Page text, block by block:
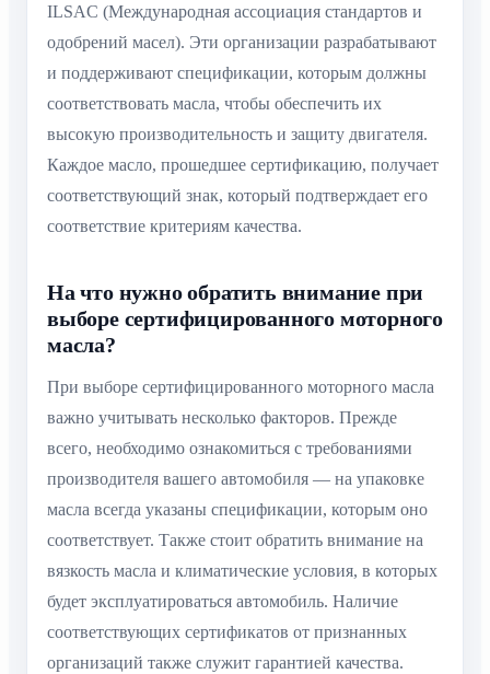
ILSAC (Международная ассоциация стандартов и
одобрений масел). Эти организации разрабатывают
и поддерживают спецификации, которым должны
соответствовать масла, чтобы обеспечить их
высокую производительность и защиту двигателя.
Каждое масло, прошедшее сертификацию, получает
соответствующий знак, который подтверждает его
соответствие критериям качества.
На что нужно обратить внимание при
выборе сертифицированного моторного
масла?
При выборе сертифицированного моторного масла
важно учитывать несколько факторов. Прежде
всего, необходимо ознакомиться с требованиями
производителя вашего автомобиля — на упаковке
масла всегда указаны спецификации, которым оно
соответствует. Также стоит обратить внимание на
вязкость масла и климатические условия, в которых
будет эксплуатироваться автомобиль. Наличие
соответствующих сертификатов от признанных
организаций также служит гарантией качества.